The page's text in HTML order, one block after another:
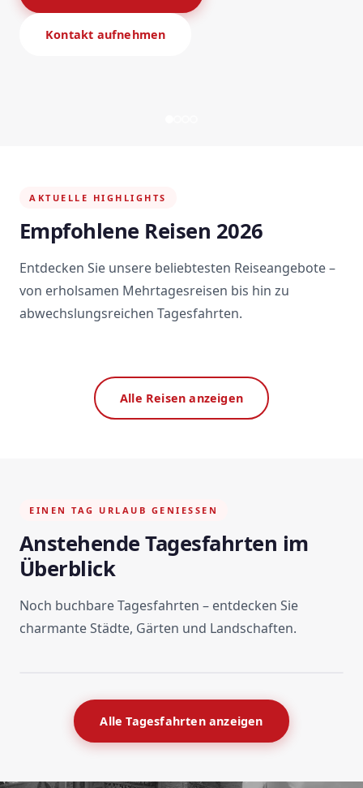
Kontakt aufnehmen
AKTUELLE HIGHLIGHTS
Empfohlene Reisen 2026
Entdecken Sie unsere beliebtesten Reiseangebote –
von erholsamen Mehrtagesreisen bis hin zu
abwechslungsreichen Tagesfahrten.
Alle Reisen anzeigen
EINEN TAG URLAUB GENIESSEN
Anstehende Tagesfahrten im
Überblick
Noch buchbare Tagesfahrten – entdecken Sie
charmante Städte, Gärten und Landschaften.
Alle Tagesfahrten anzeigen